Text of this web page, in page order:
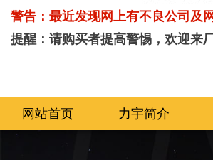
警告：最近发现网上有不良公司及
提醒：请购买者提高警惕，欢迎来
网站首页 力宇简介